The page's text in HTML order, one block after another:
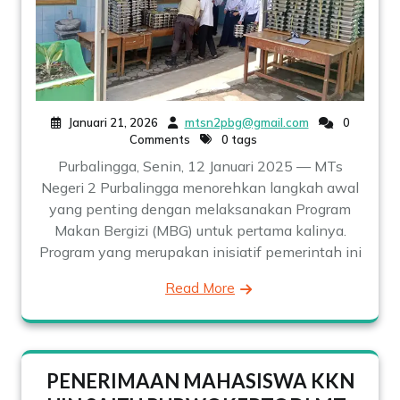
Januari 21, 2026 mtsn2pbg@gmail.com
0
Comments
0 tags
Purbalingga, Senin, 12 Januari 2025 — MTs
Negeri 2 Purbalingga menorehkan langkah awal
yang penting dengan melaksanakan Program
Makan Bergizi (MBG) untuk pertama kalinya.
Program yang merupakan inisiatif pemerintah ini
Read More
PENERIMAAN MAHASISWA KKN